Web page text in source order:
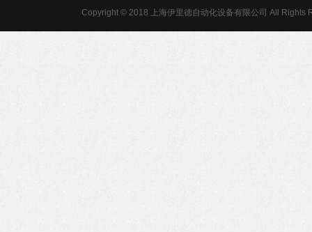
Copyright © 2018 上海伊里德自动化设备有限公司 All Rights